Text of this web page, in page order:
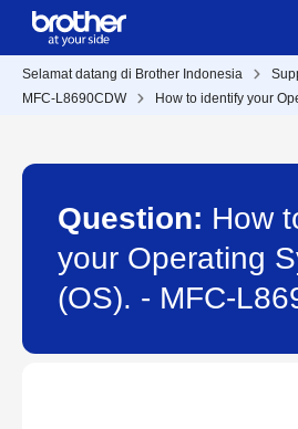
Selamat datang di Brother Indonesia
MFC-L8690CDW
How to identify your
Question: How
your Operating
(OS). - MFC-